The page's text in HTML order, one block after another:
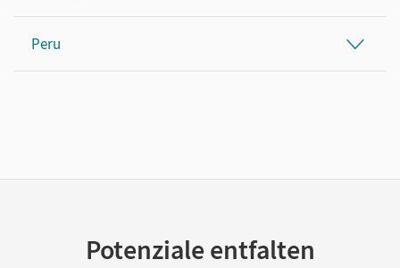
Peru
Potenziale entfalten